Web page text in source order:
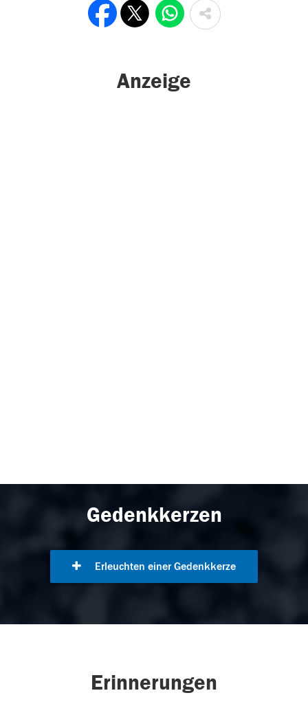
Anzeige
Gedenkkerzen
Erleuchten einer Gedenkkerze
Erinnerungen